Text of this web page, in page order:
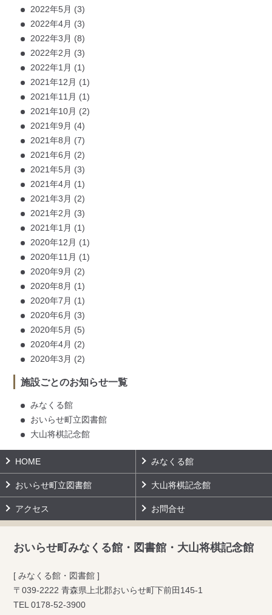
2022年5月 (3)
2022年4月 (3)
2022年3月 (8)
2022年2月 (3)
2022年1月 (1)
2021年12月 (1)
2021年11月 (1)
2021年10月 (2)
2021年9月 (4)
2021年8月 (7)
2021年6月 (2)
2021年5月 (3)
2021年4月 (1)
2021年3月 (2)
2021年2月 (3)
2021年1月 (1)
2020年12月 (1)
2020年11月 (1)
2020年9月 (2)
2020年8月 (1)
2020年7月 (1)
2020年6月 (3)
2020年5月 (5)
2020年4月 (2)
2020年3月 (2)
施設ごとのお知らせ一覧
みなくる館
おいらせ町立図書館
大山将棋記念館
HOME みなくる館
おいらせ町立図書館 大山将棋記念館
アクセス お問合せ
おいらせ町みなくる館・図書館・大山将棋記念館
[ みなくる館・図書館 ]
〒039-2222 青森県上北郡おいらせ町下前田145-1
TEL0178-52-3900